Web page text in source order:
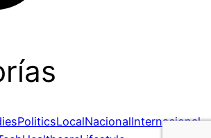
PoliticsLocalNacionalInternacional